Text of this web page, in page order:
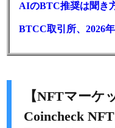
【NFTマーケ
Coincheck